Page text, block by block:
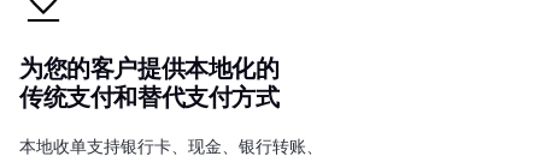
为您的客户提供本地化的
传统支付和替代支付方式
本地收单支持银行卡、现金、银行转账、